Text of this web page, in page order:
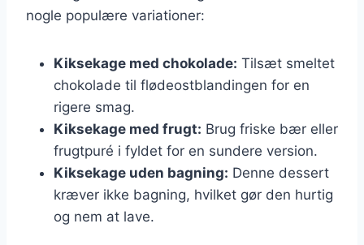
nogle populære variationer:
Kiksekage med chokolade: Tilsæt smeltet
chokolade til flødeostblandingen for en
rigere smag.
Kiksekage med frugt: Brug friske bær eller
frugtpuré i fyldet for en sundere version.
Kiksekage uden bagning: Denne dessert
kræver ikke bagning, hvilket gør den hurtig
og nem at lave.